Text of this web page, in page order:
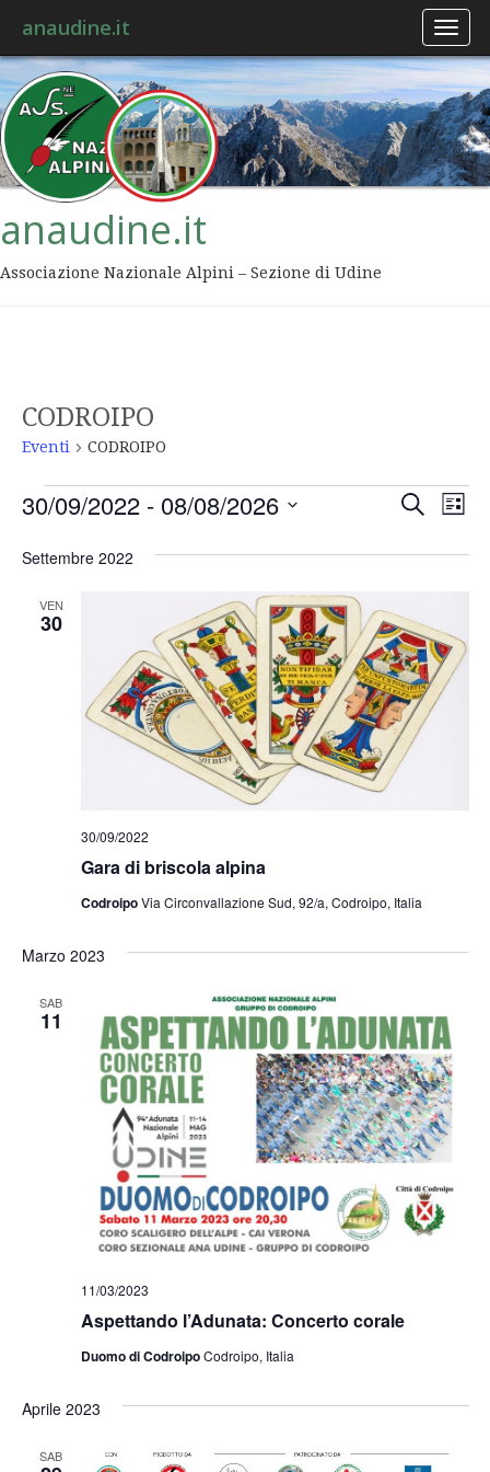
anaudine.it
anaudine.it
Associazione Nazionale Alpini – Sezione di Udine
CODROIPO
Eventi CODROIPO
viste
Cerca
Lista
30/09/2022 - 08/08/2026
la
Settembre 2022
VEN
30
Gara di briscola alpina
30/09/2022
CodroipoVia Circonvallazione Sud, 92/a, Codroipo, Italia
Marzo 2023
SAB
11
Aspettando l’Adunata: Concerto corale
11/03/2023
Duomo di CodroipoCodroipo, Italia
Aprile 2023
SAB